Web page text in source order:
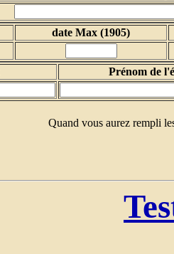
date Max (1905)
Prénom de
Quand vous aurez rempli